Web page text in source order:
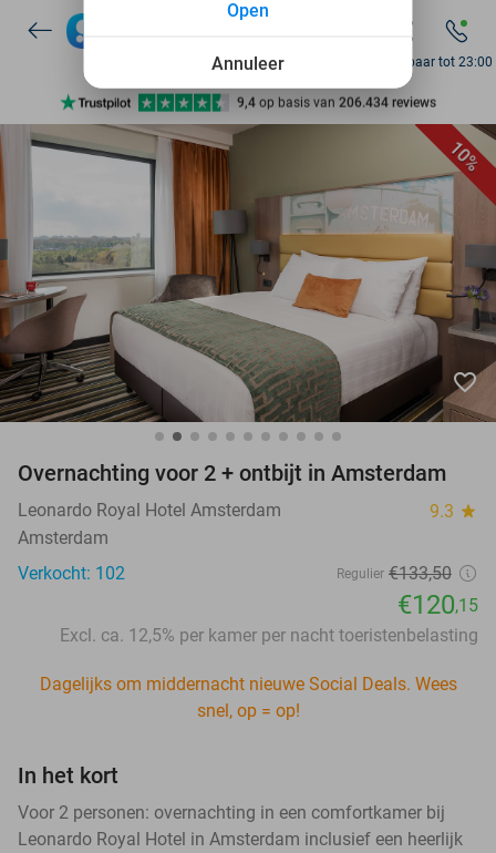
7 dagen per week beschikbaar
10+ miljoen leden
9,4 op basis van 206.434 reviews
Ontdek 15.000+ deals
7 dagen per week beschikbaar
10+ miljoen leden
Bereikbaar tot 23:00
10%
favorite_border
Overnachting voor 2 + ontbijt in Amsterdam
Leonardo Royal Hotel Amsterdam 9.3 star
Amsterdam
Verkocht: 102
Regulier €133,50
€120,15
Excl. ca. 12,5% per kamer per nacht toeristenbelasting
Dagelijks om middernacht nieuwe Social Deals. Wees
snel, op = op!
In het kort
Voor 2 personen: overnachting in een comfortkamer bij
Leonardo Royal Hotel in Amsterdam inclusief een heerlijk
Annuleer
Open